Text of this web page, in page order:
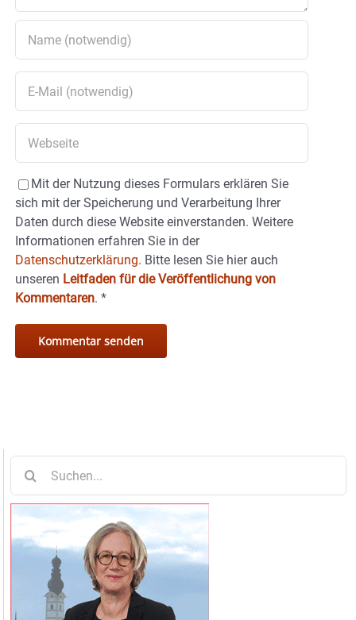
Mit der Nutzung dieses Formulars erklären Sie
sich mit der Speicherung und Verarbeitung Ihrer
Daten durch diese Website einverstanden. Weitere
Informationen erfahren Sie in der
Datenschutzerklärung. Bitte lesen Sie hier auch
unseren Leitfaden für die Veröffentlichung von
Kommentaren. *
nach: